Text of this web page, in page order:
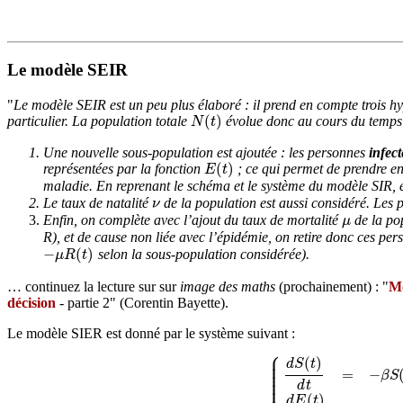
Le modèle SEIR
"Le modèle SEIR est un peu plus élaboré : il prend en compte trois
particulier. La population totale N(t)
N(t) évolue donc au cours du
Une nouvelle sous-population est ajoutée : les personnes
représentées par la fonction E(t)
E(t)
; ce qui permet de prendre
maladie. En reprenant le schéma et le système du modèle
Le taux de natalité ν
ν de la population est aussi considéré. Les
Enfin, on complète avec l’ajout du taux de mortalité μ
μ de la
R), et de cause non liée avec l’épidémie, on retire donc ces
−μR(t)
−μR(t) selon la sous-population considérée).
… continuez la lecture sur sur image des maths (prochainement) : "
décision - partie 2" (Corentin Bayette).
Le modèle SIER est donné par le système suivant :
⎧
⎪
⎪
⎪⎪⎪⎪
dS(t)
dt
= −βS